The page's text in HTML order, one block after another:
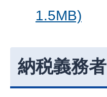
1.5MB)
納税義務者